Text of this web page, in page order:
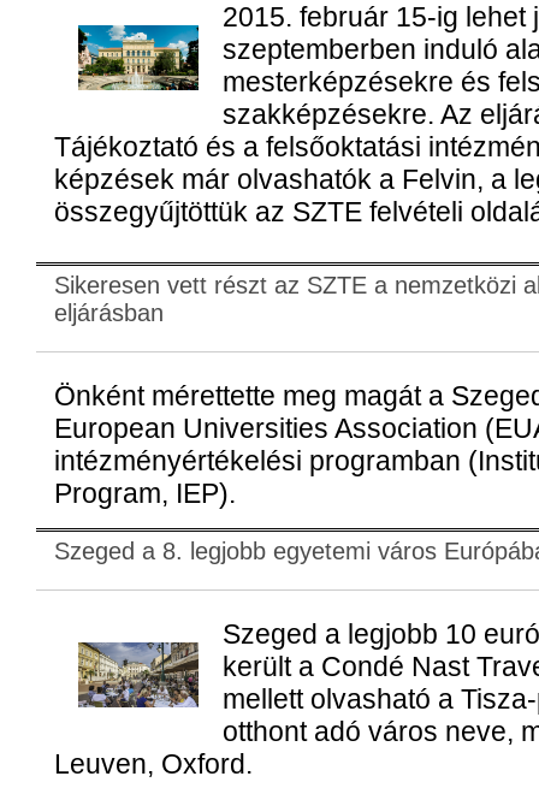
2015. február 15-ig lehet
szeptemberben induló
mesterképzésekre és
szakképzésekre. Az
Tájékoztató és a felsőoktatási
képzések már olvashatók a Felvin, a
összegyűjtöttük az SZTE felvételi
Sikeresen vett részt az SZTE a nemzetközi
eljárásban
Önként mérettette meg magát a
European Universities Association
intézményértékelési programban
Program, IEP).
Szeged a 8. legjobb egyetemi város
Szeged a legjobb 10
került a Condé Nast
mellett olvasható a
otthont adó város neve,
Leuven, Oxford.